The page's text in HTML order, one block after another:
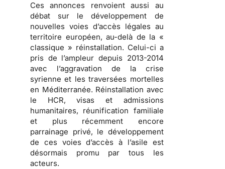
Ces annonces renvoient aussi au
débat sur le développement de
nouvelles voies d’accès légales au
territoire européen, au-delà de la «
classique » réinstallation. Celui-ci a
pris de l’ampleur depuis 2013-2014
avec l’aggravation de la crise
syrienne et les traversées mortelles
en Méditerranée. Réinstallation avec
le HCR, visas et admissions
humanitaires, réunification familiale
et plus récemment encore
parrainage privé, le développement
de ces voies d’accès à l’asile est
désormais promu par tous les
acteurs.